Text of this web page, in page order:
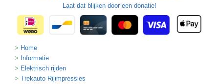
Laat dat blijken door een donatie!
Home
Informatie
Elektrisch rijden
Trekauto Rijimpressies